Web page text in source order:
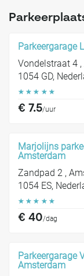
Parkeergarage
Vondelstraat 4
1054 GD,
☆ ☆ ☆ ☆ ☆
€ 7.5/uur
Marjolijns
Amsterdam
Zandpad 2 ,
1054 ES,
☆ ☆ ☆ ☆ ☆
€ 40/dag
Parkeergarage
Amsterdam